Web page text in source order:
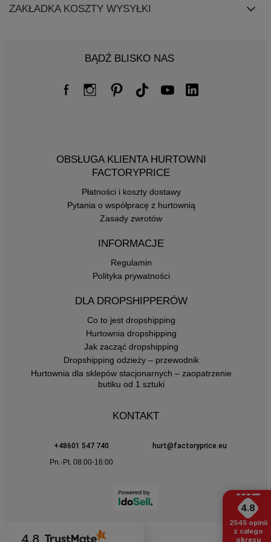
ZAKŁADKA KOSZTY WYSYŁKI
BĄDŹ BLISKO NAS
OBSŁUGA KLIENTA HURTOWNI
FACTORYPRICE
Płatności i koszty dostawy
Pytania o współpracę z hurtownią
Zasady zwrotów
INFORMACJE
Regulamin
Polityka prywatności
DLA DROPSHIPPERÓW
Co to jest dropshipping
Hurtownia dropshipping
Jak zacząć dropshipping
Dropshipping odzieży – przewodnik
Hurtownia dla sklepów stacjonarnych – zaopatrzenie
butiku od 1 sztuki
KONTAKT
+48601 547 740
hurt@factoryprice.eu
Pn.-Pt. 08:00-16:00
4.8
4.8
2545 opinii
z całego
okresu